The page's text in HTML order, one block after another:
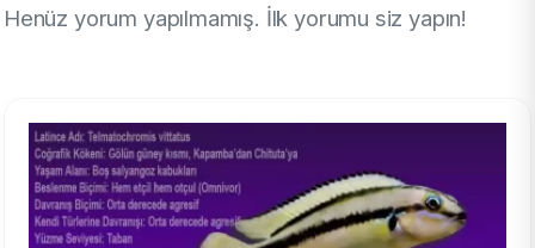
Henüz yorum yapılmamış. İlk yorumu siz yapın!